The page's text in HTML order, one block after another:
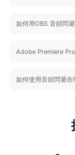
如何用OBS 音頻閃
Adobe Premiere
如何使用音頻閃避